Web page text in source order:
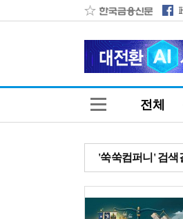
전체
'쑥쑥컴퍼니' 검색